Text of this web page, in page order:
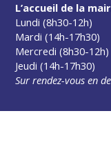
L’accueil de la
Lundi (8h30-12h)
Mardi (14h-17h30)
Mercredi (8h30-12h)
Jeudi (14h-17h30)
Sur rendez-vous en